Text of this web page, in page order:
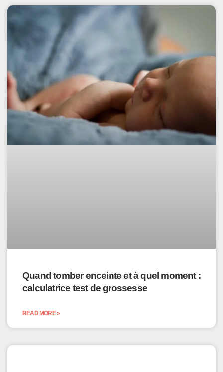
Quand tomber enceinte et à quel moment :
calculatrice test de grossesse
READ MORE »